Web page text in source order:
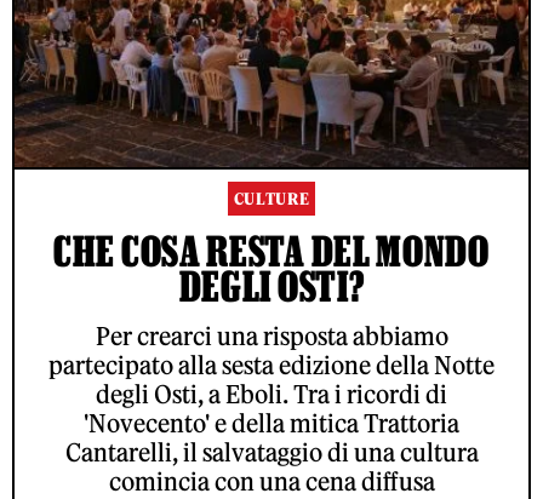
CULTURE
CHE COSA RESTA DEL MONDO
DEGLI OSTI?
Per crearci una risposta abbiamo
partecipato alla sesta edizione della Notte
degli Osti, a Eboli. Tra i ricordi di
'Novecento' e della mitica Trattoria
Cantarelli, il salvataggio di una cultura
comincia con una cena diffusa